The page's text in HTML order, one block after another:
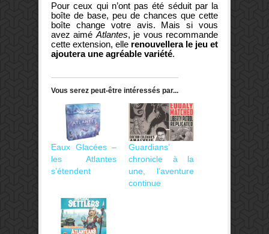
Pour ceux qui n’ont pas été séduit par la
boîte de base, peu de chances que cette
boîte change votre avis. Mais si vous
avez aiméAtlantes, je vous recommande
cette extension, elle renouvellera le jeu et
ajoutera une agréable variété.
Vous serez peut-être intéressés par...
Eaux Glacées –
les Atlantes
s’étendent
Guardians’
chronicle à la
une, l’aventure
continue